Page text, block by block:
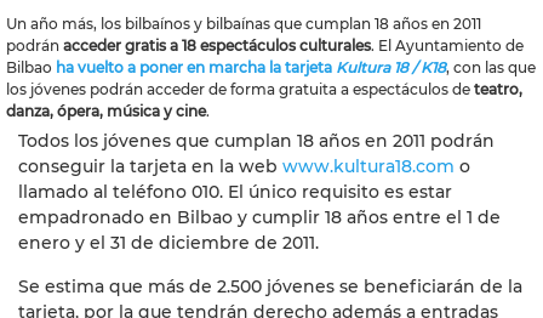
Un año más, los bilbaínos y bilbaínas que cumplan 18 años en 2011
podrán acceder gratis a 18 espectáculos culturales. El Ayuntamiento de
Bilbao ha vuelto a poner en marcha la tarjeta Kultura 18 / K18, con las que
los jóvenes podrán acceder de forma gratuita a espectáculos de teatro,
danza, ópera, música y cine.
Todos los jóvenes que cumplan 18 años en 2011 podrán
conseguir la tarjeta en la web www.kultura18.com o
llamado al teléfono 010. El único requisito es estar
empadronado en Bilbao y cumplir 18 años entre el 1 de
enero y el 31 de diciembre de 2011.
Se estima que más de 2.500 jóvenes se beneficiarán de la
tarjeta, por la que tendrán derecho además a entradas